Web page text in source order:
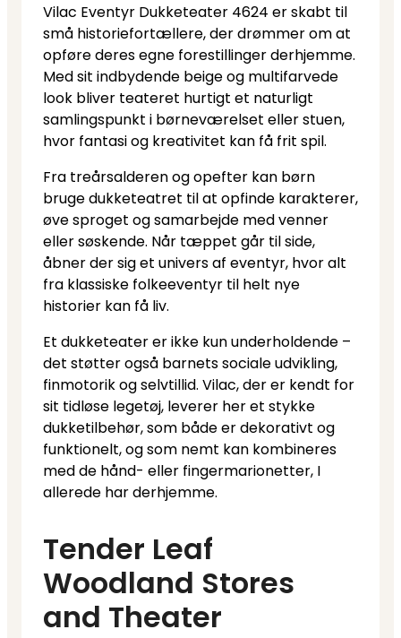
Vilac Eventyr Dukketeater 4624 er skabt til
små historiefortællere, der drømmer om at
opføre deres egne forestillinger derhjemme.
Med sit indbydende beige og multifarvede
look bliver teateret hurtigt et naturligt
samlingspunkt i børneværelset eller stuen,
hvor fantasi og kreativitet kan få frit spil.
Fra treårsalderen og opefter kan børn
bruge dukketeatret til at opfinde karakterer,
øve sproget og samarbejde med venner
eller søskende. Når tæppet går til side,
åbner der sig et univers af eventyr, hvor alt
fra klassiske folkeeventyr til helt nye
historier kan få liv.
Et dukketeater er ikke kun underholdende –
det støtter også barnets sociale udvikling,
finmotorik og selvtillid. Vilac, der er kendt for
sit tidløse legetøj, leverer her et stykke
dukketilbehør, som både er dekorativt og
funktionelt, og som nemt kan kombineres
med de hånd- eller fingermarionetter, I
allerede har derhjemme.
Tender Leaf
Woodland Stores
and Theater